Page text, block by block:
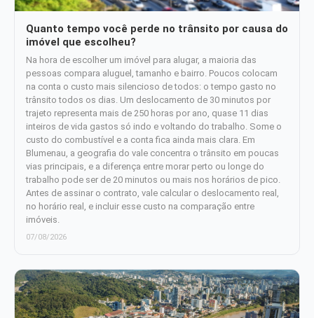
Quanto tempo você perde no trânsito por causa do
imóvel que escolheu?
Na hora de escolher um imóvel para alugar, a maioria das
pessoas compara aluguel, tamanho e bairro. Poucos colocam
na conta o custo mais silencioso de todos: o tempo gasto no
trânsito todos os dias. Um deslocamento de 30 minutos por
trajeto representa mais de 250 horas por ano, quase 11 dias
inteiros de vida gastos só indo e voltando do trabalho. Some o
custo do combustível e a conta fica ainda mais clara. Em
Blumenau, a geografia do vale concentra o trânsito em poucas
vias principais, e a diferença entre morar perto ou longe do
trabalho pode ser de 20 minutos ou mais nos horários de pico.
Antes de assinar o contrato, vale calcular o deslocamento real,
no horário real, e incluir esse custo na comparação entre
imóveis.
07/08/2026